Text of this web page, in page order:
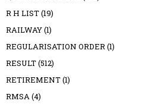
R H LIST(19)
RAILWAY(1)
REGULARISATION ORDER(1)
RESULT(512)
RETIREMENT(1)
RMSA(4)